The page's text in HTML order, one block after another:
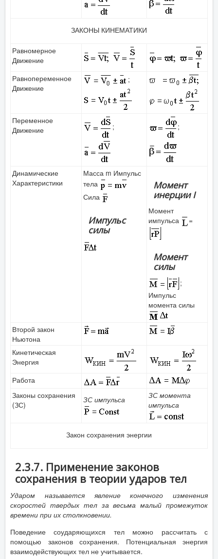
ЗАКОНЫ КИНЕМАТИКИ
Равномерное
Движение
Равнопеременное
Движение
;
Переменное
Движение
; ;
Динамические
Характеристики
Масса m Импульс
тела
Сила
Импульс
силы
Момент
инерции I
Момент
импульса
=
Момент
силы
;
Импульс
момента силы
Второй закон
Ньютона
Кинетическая
Энергия
Работа
Законы сохранения
(ЗС)
ЗС импульса
ЗС момента
импульса
Закон сохранения энергии
2.3.7. Применение законов
сохранения в теории ударов тел
Ударом называется явление конечного изменения
скоростей твердых тел за весьма малый промежуток
времени при их столкновении.
Поведение соударяющихся тел можно рассчитать с
помощью законов сохранения. Потенциальная энергия
взаимодействующих тел не учитывается.